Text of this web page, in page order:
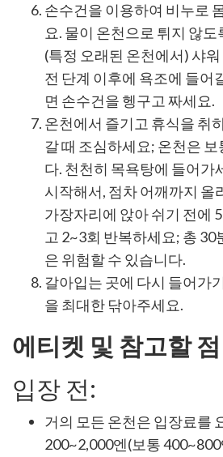
손수건을 이용하여 비누로
요. 물이 온천으로 튀지 않
(특정 오래된 온천에서) 샤
전 단계 이후에 욕조에 들어
면 손수건을 헹구고 짜세요.
온천에서 즐기고 휴식을 취
갈 때 조심하세요; 온천은
다. 천천히 목욕탕에 들어가
시작해서, 점차 어깨까지 올
가장자리에 앉아 쉬기 전에
고 2~3회 반복하세요; 총 30
은 위험할 수 있습니다.
갈아입는 곳에 다시 들어가
을 최대한 닦아주세요.
에티켓 및 참고할 점
입장 전:
거의 모든 온천은 입장료를
200~2,000엔(보통